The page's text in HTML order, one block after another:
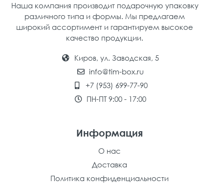
Наша компания производит подарочную упаковку
различного типа и формы. Мы предлагаем
широкий ассортимент и гарантируем высокое
качество продукции.
Киров, ул. Заводская, 5
info@tim-box.ru
+7 (953) 699-77-90
ПН-ПТ 9:00 - 17:00
Информация
О нас
Доставка
Политика конфиденциальности